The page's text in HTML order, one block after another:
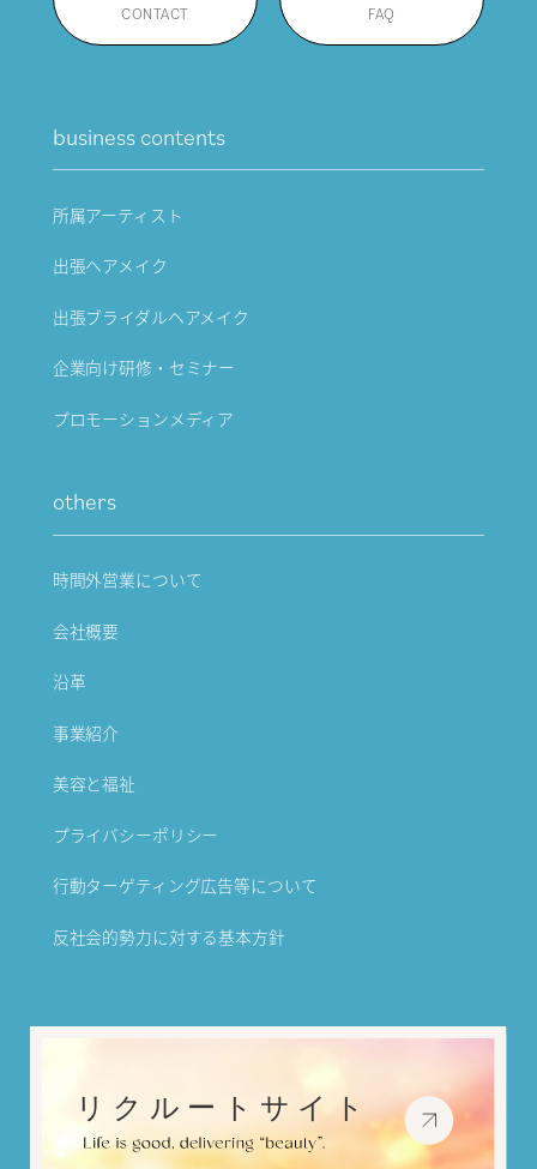
CONTACT FAQ
business contents
所属アーティスト
出張ヘアメイク
出張ブライダルヘアメイク
企業向け研修・セミナー
プロモーションメディア
others
時間外営業について
会社概要
沿革
事業紹介
美容と福祉
プライバシーポリシー
行動ターゲティング広告等について
反社会的勢力に対する基本方針